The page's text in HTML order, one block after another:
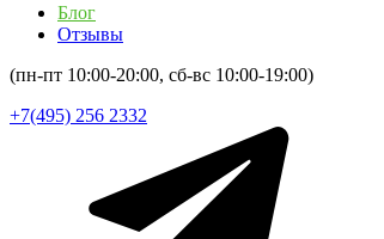
Блог
Отзывы
(пн-пт 10:00-20:00, сб-вс 10:00-19:00)
+7(495) 256 2332